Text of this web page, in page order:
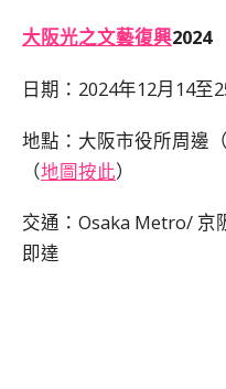
大阪光之文藝復興2024
日期：2024年12月14至
地點：大阪市役所周邊（
（地圖按此）
交通：Osaka Metro/ 京
即達